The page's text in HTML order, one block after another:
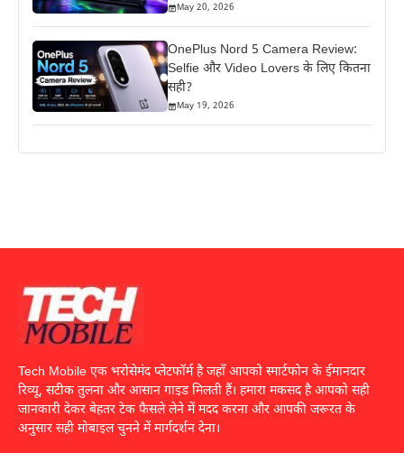
May 20, 2026
OnePlus Nord 5 Camera Review:
Selfie और Video Lovers के लिए कितना
सही?
May 19, 2026
Tech Mobile एक भरोसेमंद प्लेटफॉर्म है जहाँ आपको स्मार्टफोन के ईमानदार
रिव्यू, सटीक तुलना और आसान गाइड मिलती हैं। हमारा मकसद है आपको सही
जानकारी देकर बेहतर टेक फैसले लेने में मदद करना और आपकी जरूरत के
अनुसार सही मोबाइल चुनने में मार्गदर्शन देना।